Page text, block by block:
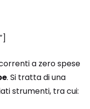
a zero spese
. Si tratta di una
strumenti, tra cui: